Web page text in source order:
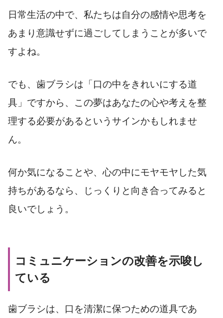
日常生活の中で、私たちは自分の感情や思考を
あまり意識せずに過ごしてしまうことが多いで
すよね。
でも、歯ブラシは「口の中をきれいにする道
具」ですから、この夢はあなたの心や考えを整
理する必要があるというサインかもしれませ
ん。
何か気になることや、心の中にモヤモヤした気
持ちがあるなら、じっくりと向き合ってみると
良いでしょう。
コミュニケーションの改善を示唆し
ている
歯ブラシは、口を清潔に保つための道具であ